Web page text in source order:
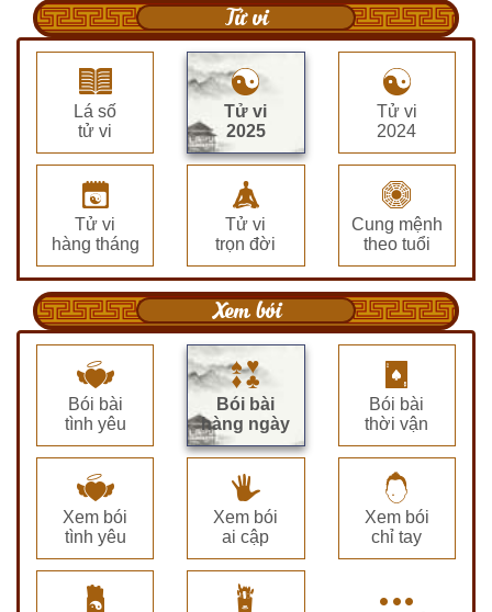
Tử vi
Lá số
tử vi
Tử vi
2025
Tử vi
2024
Tử vi
hàng tháng
Tử vi
trọn đời
Cung mệnh
theo tuổi
Xem bói
Bói bài
tình yêu
Bói bài
hàng ngày
Bói bài
thời vận
Xem bói
tình yêu
Xem bói
ai cập
Xem bói
chỉ tay